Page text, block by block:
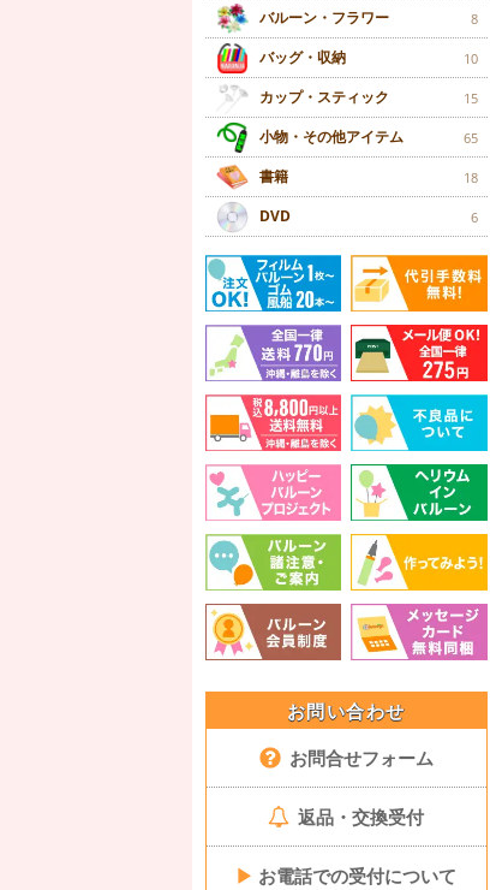
バルーン・フラワー 8
バッグ・収納 10
カップ・スティック 15
小物・その他アイテム 65
書籍 18
DVD 6
お問い合わせ
お問合せフォーム
返品・交換受付
▶ お電話での受付について